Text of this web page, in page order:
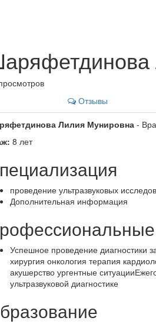
Отзывы
Лилия Мунировна -
8 лет
проведение ультразвуковых
Дополнительная информация
Успешное проведение диагностики
хирургия онкология терапия
акушерство ургентные
ультразвуковой диагностике